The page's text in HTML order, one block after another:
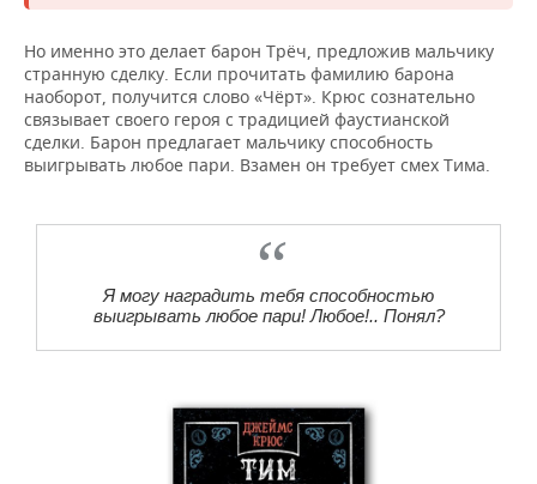
Но именно это делает барон Трёч, предложив мальчику
странную сделку. Если прочитать фамилию барона
наоборот, получится слово «Чёрт». Крюс сознательно
связывает своего героя с традицией фаустианской
сделки. Барон предлагает мальчику способность
выигрывать любое пари. Взамен он требует смех Тима.
Я могу наградить тебя способностью
выигрывать любое пари! Любое!.. Понял?